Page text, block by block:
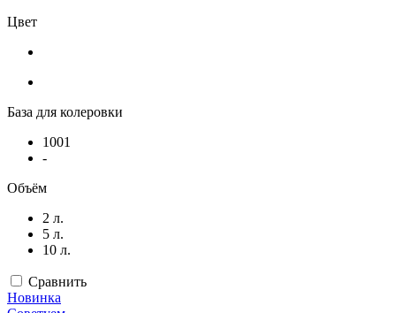
Цвет
База для колеровки
1001
-
Объём
2 л.
5 л.
10 л.
Сравнить
Новинка